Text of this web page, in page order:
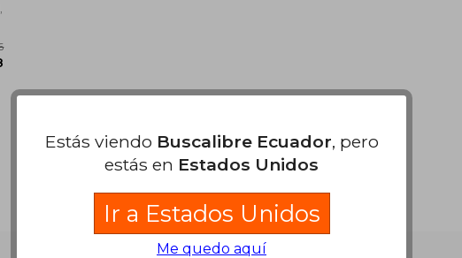
$ 38.78Estás viendo Buscalibre Ecuador, pero
estás en Estados Unidos
Ir a Estados Unidos
Me quedo aquí